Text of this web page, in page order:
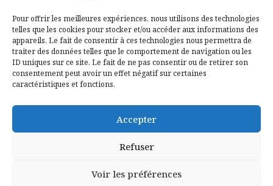
Pour offrir les meilleures expériences, nous utilisons des technologies
telles que les cookies pour stocker et/ou accéder aux informations des
appareils. Le fait de consentir à ces technologies nous permettra de
traiter des données telles que le comportement de navigation ou les
ID uniques sur ce site. Le fait de ne pas consentir ou de retirer son
consentement peut avoir un effet négatif sur certaines
caractéristiques et fonctions.
Accepter
Refuser
Voir les préférences
Mentions légales
Politique de confidentialité